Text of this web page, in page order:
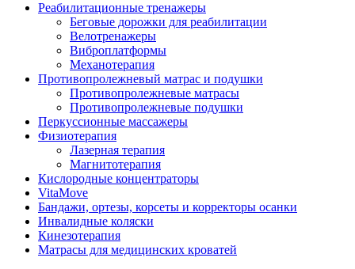
Реабилитационные тренажеры
Беговые дорожки для реабилитации
Велотренажеры
Виброплатформы
Механотерапия
Противопролежневый матрас и подушки
Противопролежневые матрасы
Противопролежневые подушки
Перкуссионные массажеры
Физиотерапия
Лазерная терапия
Магнитотерапия
Кислородные концентраторы
VitaMove
Бандажи, ортезы, корсеты и корректоры осанки
Инвалидные коляски
Кинезотерапия
Матрасы для медицинских кроватей